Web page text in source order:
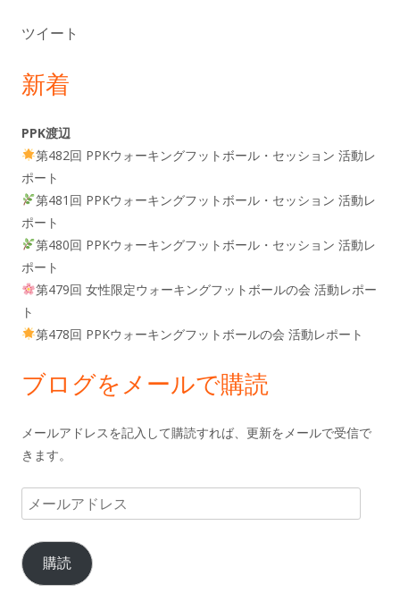
ツイート
新着
PPK渡辺
第482回 PPKウォーキングフットボール・セッション 活動レ
ポート
第481回 PPKウォーキングフットボール・セッション 活動レ
ポート
第480回 PPKウォーキングフットボール・セッション 活動レ
ポート
第479回 女性限定ウォーキングフットボールの会 活動レポー
ト
第478回 PPKウォーキングフットボールの会 活動レポート
ブログをメールで購読
メールアドレスを記入して購読すれば、更新をメールで受信で
きます。
メ
ー
ル
ア
ド
購読